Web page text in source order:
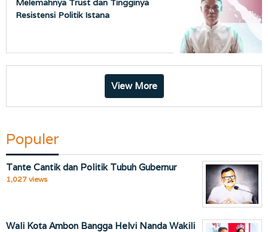
Melemahnya Trust dan Tingginya
Resistensi Politik Istana
View More
Populer
Tante Cantik dan Politik Tubuh Gubernur
1,027 views
Wali Kota Ambon Bangga Helvi Nanda Wakili